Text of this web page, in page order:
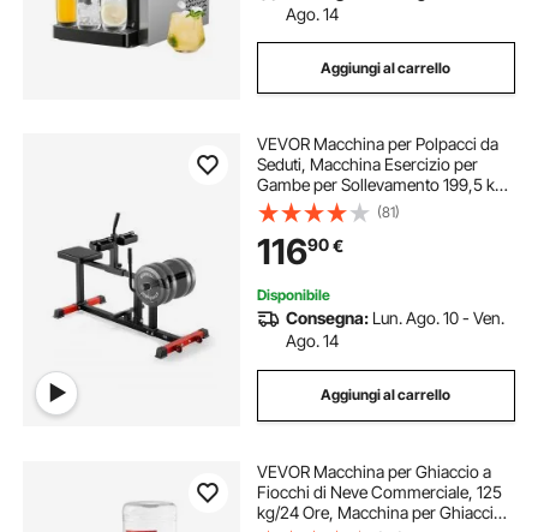
Ago. 14
Aggiungi al carrello
VEVOR Macchina per Polpacci da
Seduti, Macchina Esercizio per
Gambe per Sollevamento 199,5 kg,
Regolazione Altezza Maniglia 5
Livelli, per Allenamento Polpacci,
Piastre di Peso 50 mm
(81)
11690€
Disponibile
Consegna: Lun. Ago. 10 - Ven.
Ago. 14
Aggiungi al carrello
VEVOR Macchina per Ghiaccio a
Fiocchi di Neve Commerciale, 125
kg/24 Ore, Macchina per Ghiaccio